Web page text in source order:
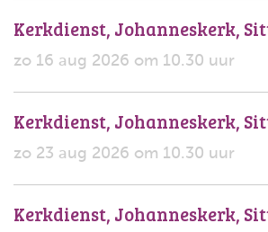
Kerkdienst, Johanneskerk,
zo 16 aug 2026 om 10.30 uur
Kerkdienst, Johanneskerk,
zo 23 aug 2026 om 10.30 uur
Kerkdienst, Johanneskerk,